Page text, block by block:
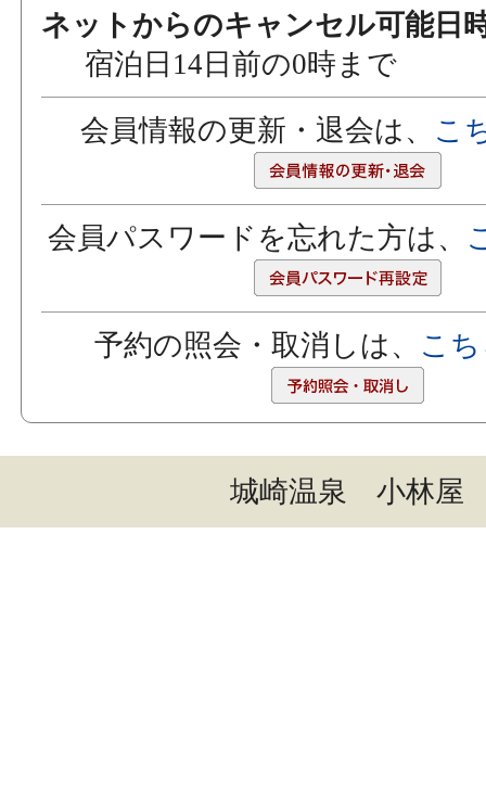
ネットからのキャンセル可能日
宿泊日14日前の0時まで
会員情報の更新・退会は、 こ
会員パスワードを忘れた方は、
予約の照会・取消しは、 こ
城崎温泉 小林屋